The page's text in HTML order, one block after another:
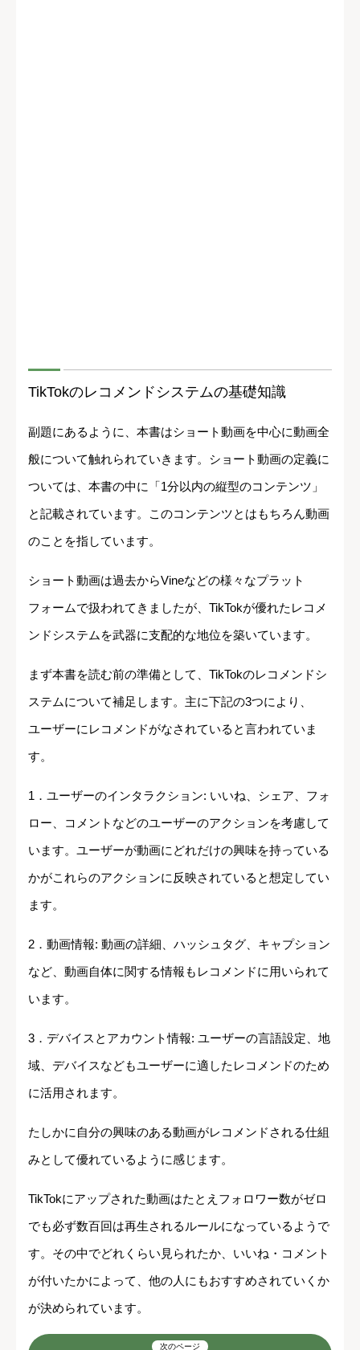
TikTokのレコメンドシステムの基礎知識
副題にあるように、本書はショート動画を中心に動画全
般について触れられていきます。ショート動画の定義に
ついては、本書の中に「1分以内の縦型のコンテンツ」
と記載されています。このコンテンツとはもちろん動画
のことを指しています。
ショート動画は過去からVineなどの様々なプラット
フォームで扱われてきましたが、TikTokが優れたレコメ
ンドシステムを武器に支配的な地位を築いています。
まず本書を読む前の準備として、TikTokのレコメンドシ
ステムについて補足します。主に下記の3つにより、
ユーザーにレコメンドがなされていると言われていま
す。
1．ユーザーのインタラクション: いいね、シェア、フォ
ロー、コメントなどのユーザーのアクションを考慮して
います。ユーザーが動画にどれだけの興味を持っている
かがこれらのアクションに反映されていると想定してい
ます。
2．動画情報: 動画の詳細、ハッシュタグ、キャプション
など、動画自体に関する情報もレコメンドに用いられて
います。
3．デバイスとアカウント情報: ユーザーの言語設定、地
域、デバイスなどもユーザーに適したレコメンドのため
に活用されます。
たしかに自分の興味のある動画がレコメンドされる仕組
みとして優れているように感じます。
TikTokにアップされた動画はたとえフォロワー数がゼロ
でも必ず数百回は再生されるルールになっているようで
す。その中でどれくらい見られたか、いいね・コメント
が付いたかによって、他の人にもおすすめされていくか
が決められています。
次のページ